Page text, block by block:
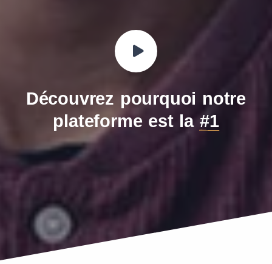
Découvrez pourquoi notre
plateforme est la#1